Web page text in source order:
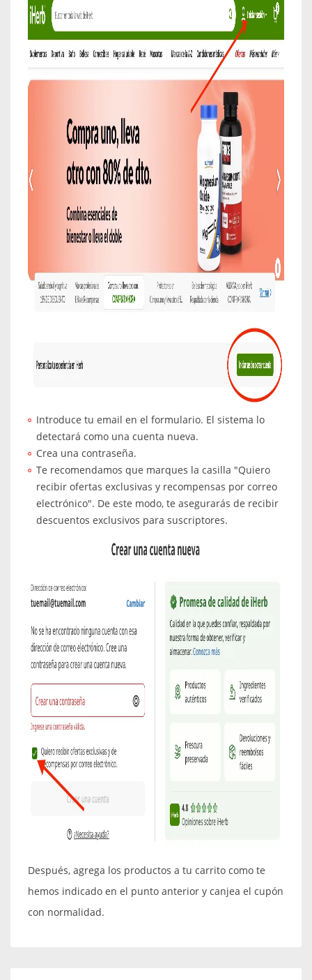
Introduce tu email en el formulario. El sistema lo
detectará como una cuenta nueva.
Crea una contraseña.
Te recomendamos que marques la casilla "Quiero
recibir ofertas exclusivas y recompensas por correo
electrónico". De este modo, te asegurarás de recibir
descuentos exclusivos para suscriptores.
Después, agrega los productos a tu carrito como te
hemos indicado en el punto anterior y canjea el cupón
con normalidad.